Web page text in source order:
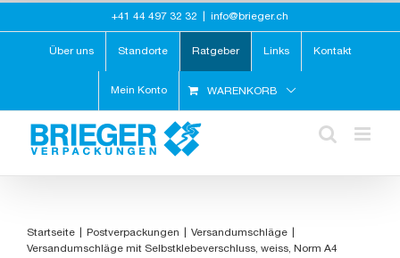
springen
+41 44 497 32 32 info@brieger.ch
Über uns Standorte Ratgeber Links Kontakt
Mein Konto WARENKORB
Startseite Postverpackungen
Versandumschläge
Versandumschläge mit Selbstklebeverschluss, weiss, Norm A4